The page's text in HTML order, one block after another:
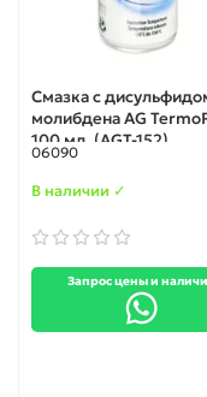
Смазка с
молибдена AG
100 мл. (AGT-152)
06090
В наличии ✓
Запрос цены и